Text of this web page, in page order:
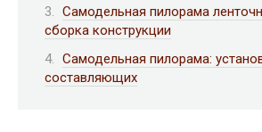
Самодельная пилорама
сборка конструкции
Самодельная пилорама:
составляющих